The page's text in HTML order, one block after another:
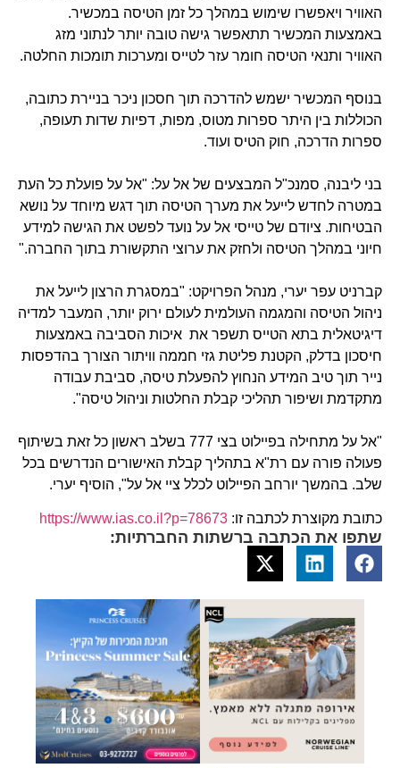
האוויר ויאפשרו שימוש במהלך כל זמן הטיסה במכשיר.
באמצעות המכשיר תתאפשר גישה טובה יותר לנתוני מזג
האוויר ותנאי הטיסה חומר עזר לטייס ומערכות תומכות החלטה.
בנוסף המכשיר ישמש להדרכה תוך חסכון ניכר בניירת כתובה,
הכוללות בין היתר ספרות מטוס, מפות, דפיות שדות תעופה,
ספרות הדרכה, חוק הטיס ועוד.
בני ליבנה, סמנכ"ל המבצעים של אל על: "אל על פועלת כל העת
במטרה לחדש לייעל את מערך הטיסה תוך דגש מיוחד על נושא
הבטיחות. ציודם של טייסי אל על נועד לפשט את הגישה למידע
חיוני במהלך הטיסה ולחזק את ערוצי התקשורת בתוך החברה."
קברניט עפר יערי, מנהל הפרויקט: "במסגרת הרצון לייעל את
ניהול הטיסה והמגמה העולמית לעולם ירוק יותר, המעבר למדיה
דיגיטאלית בתא הטייס תשפר את איכות הסביבה באמצעות
חיסכון בדלק, הקטנת פליטת גזי חממה וויתור הצורך בהדפסות
נייר תוך טיב המידע הנחוץ להפעלת טיסה, סביבת עבודה
מתקדמת ושיפור תהליכי קבלת החלטות וניהול טיסה".
"אל על מתחילה בפיילוט בצי 777 בשלב ראשון כל זאת בשיתוף
פעולה פורה עם רת"א בתהליך קבלת האישורים הנדרשים בכל
שלב. בהמשך יורחב הפיילוט לכלל ציי אל על", הוסיף יערי.
כתובת מקוצרת לכתבה זו: https://www.ias.co.il?p=78673
שתפו את הכתבה ברשתות החברתיות: